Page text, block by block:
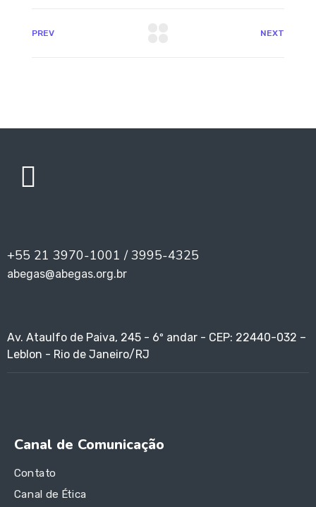
PREV NEXT
+55 21 3970-1001 / 3995-4325
abegas@abegas.org.br
Av. Ataulfo de Paiva, 245 - 6º andar - CEP: 22440-032 –
Leblon - Rio de Janeiro/RJ
Canal de Comunicação
Contato
Canal de Ética